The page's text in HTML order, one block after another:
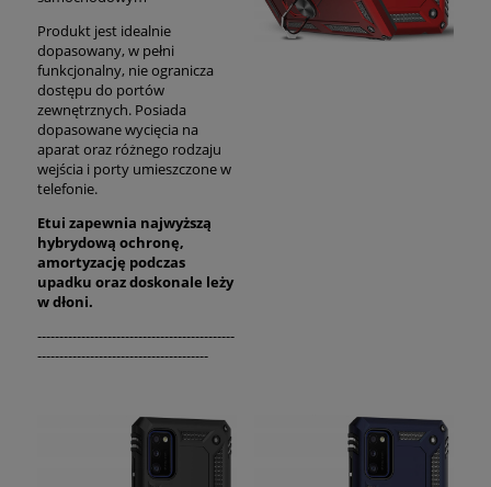
Produkt jest idealnie
dopasowany, w pełni
funkcjonalny, nie ogranicza
dostępu do portów
zewnętrznych. Posiada
dopasowane wycięcia na
aparat oraz różnego rodzaju
wejścia i porty umieszczone w
telefonie.
Etui zapewnia najwyższą
hybrydową ochronę,
amortyzację podczas
upadku orazdoskonale leży
w dłoni.
---------------------------------------------
---------------------------------------